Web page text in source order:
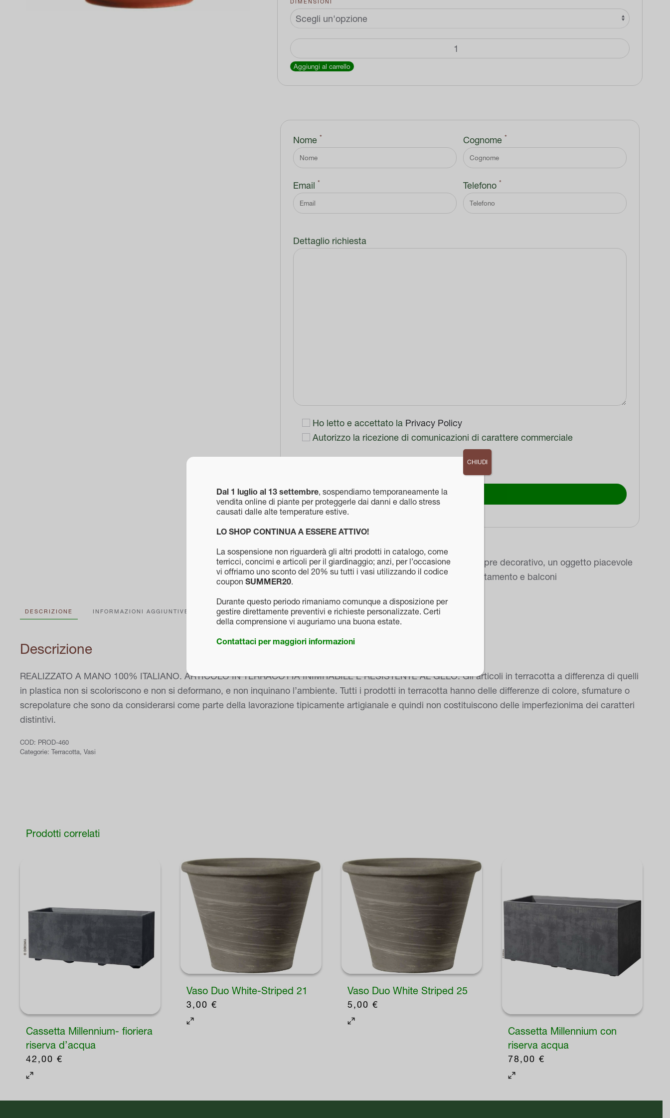
DIMENSIONI
Ciotola
rigata
quantità
Aggiungi al carrello
Nome * Cognome *
Email * Telefono *
Dettaglio richiesta
Ho letto e accettato la Privacy Policy
Autorizzo la ricezione di comunicazioni di carattere commerciale
Descrizione
Vaso in terracotta, classico elemento pratico e sempre decorativo, un oggetto piacevole
alla vista e utile per la crescita di piantine da appartamento e balconi
DESCRIZIONE INFORMAZIONI AGGIUNTIVE
Descrizione
REALIZZATO A MANO 100% ITALIANO. ARTICOLO IN TERRACOTTA INIMITABILE E RESISTENTE AL GELO. Gli articoli in terracotta a differenza di quelli
in plastica non si scoloriscono e non si deformano, e non inquinano l’ambiente. Tutti i prodotti in terracotta hanno delle differenze di colore, sfumature o
screpolature che sono da considerarsi come parte della lavorazione tipicamente artigianale e quindi non costituiscono delle imperfezionima dei caratteri
distintivi.
COD: PROD-460
Categorie: Terracotta, Vasi
Prodotti correlati
Cassetta Millennium- fioriera
riserva d’acqua
42,00 €
Questo
ha
Vaso Duo White-Striped 21
3,00€
Questo
opzioni
Vaso Duo White Striped 25
5,00 €
Questo
opzioni
Cassetta Millennium con
riserva acqua
78,00 €
Questo
ha
Dal 1 luglio al 13 settembre, sospendiamo temporaneamente la
vendita online di piante per proteggerle dai danni e dallo stress
causati dalle alte temperature estive.
LO SHOP CONTINUA A ESSERE ATTIVO!
La sospensione non riguarderà gli altri prodotti in catalogo, come
terricci, concimi e articoli per il giardinaggio; anzi, per l’occasione
vi offriamo uno sconto del 20% su tutti i vasi utilizzando il codice
coupon SUMMER20.
Durante questo periodo rimaniamo comunque a disposizione per
gestire direttamente preventivi e richieste personalizzate. Certi
della comprensione vi auguriamo una buona estate.
Contattaci per maggiori informazioni
CHIUDI